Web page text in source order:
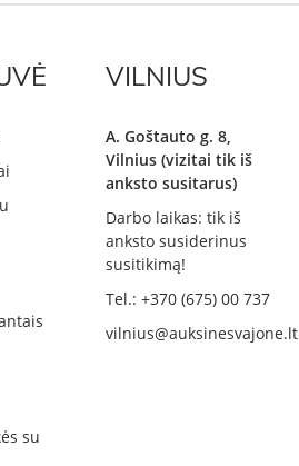
su
VILNIUS
A. Goštauto g. 8,
Vilnius (vizitai tik iš
anksto susitarus)
Darbo laikas: tik iš
anksto susiderinus
susitikimą!
Tel.: +370 (675) 00 737
vilnius@auksinesvajone.lt